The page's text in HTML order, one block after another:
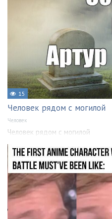
15
Человек рядом с могилой
Человек
Человек рядом с могилой